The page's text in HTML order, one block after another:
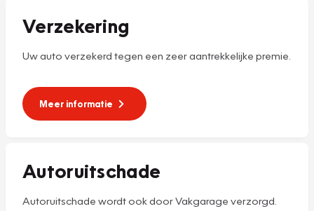
Verzekering
Uw auto verzekerd tegen een zeer aantrekkelijke premie.
Meer informatie
Autoruitschade
Autoruitschade wordt ook door Vakgarage verzorgd.